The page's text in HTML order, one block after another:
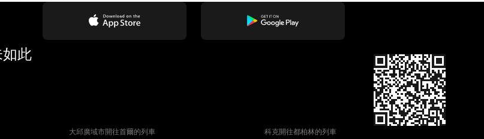
此
大邱廣域市開往首爾的列車 科克開往都柏林的列車